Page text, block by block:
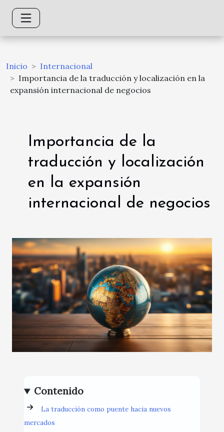
Inicio
Internacional
Importancia de la traducción y localización en la
expansión internacional de negocios
Importancia de la
traducción y localización
en la expansión
internacional de negocios
Contenido
La traducción como puente hacia nuevos
mercados